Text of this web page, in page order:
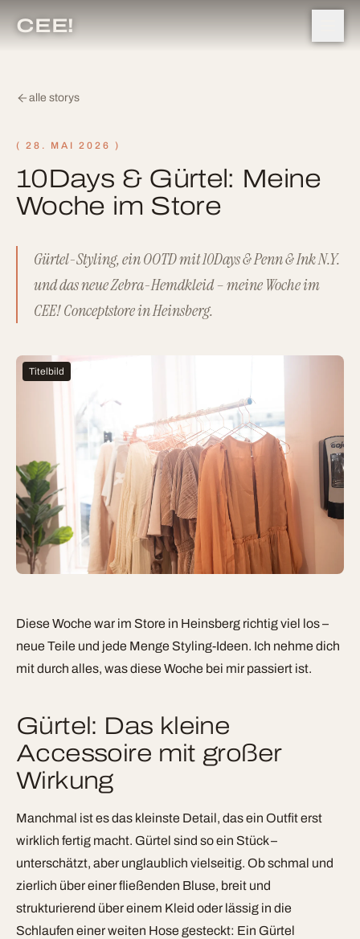
CEE!
alle storys
( 28. MAI 2026 )
10Days & Gürtel: Meine
Woche im Store
Gürtel-Styling, ein OOTD mit 10Days & Penn & Ink N.Y.
und das neue Zebra-Hemdkleid – meine Woche im
CEE! Conceptstore in Heinsberg.
Titelbild
Diese Woche war im Store in Heinsberg richtig viel los –
neue Teile und jede Menge Styling-Ideen. Ich nehme dich
mit durch alles, was diese Woche bei mir passiert ist.
Gürtel: Das kleine
Accessoire mit großer
Wirkung
Manchmal ist es das kleinste Detail, das ein Outfit erst
wirklich fertig macht. Gürtel sind so ein Stück –
unterschätzt, aber unglaublich vielseitig. Ob schmal und
zierlich über einer fließenden Bluse, breit und
strukturierend über einem Kleid oder lässig in die
Schlaufen einer weiten Hose gesteckt: Ein Gürtel